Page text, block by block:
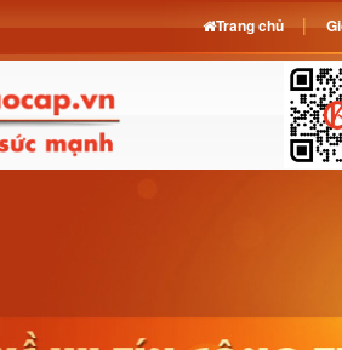
Trang chủ